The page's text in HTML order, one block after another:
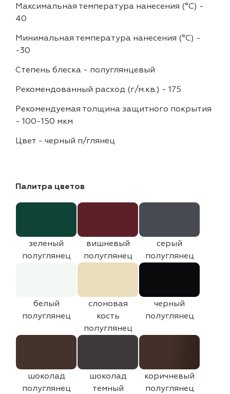
Максимальная температура нанесения (°С) -
40
Минимальная температура нанесения (°С) -
-30
Степень блеска - полуглянцевый
Рекомендованный расход (г/м.кв.) - 175
Рекомендуемая толщина защитного покрытия
- 100-150 мкм
Цвет - черный п/глянец
Палитра цветов
зеленый
полуглянец
вишневый
полуглянец
серый
полуглянец
белый
полуглянец
слоновая
кость
полуглянец
черный
полуглянец
шоколад
полуглянец
шоколад
темный
коричневый
полуглянец